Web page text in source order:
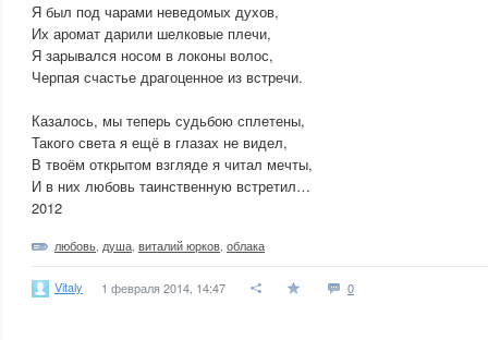
Я был под чарами неведомых духов,
Их аромат дарили шелковые плечи,
Я зарывался носом в локоны волос,
Черпая счастье драгоценное из встречи.
Казалось, мы теперь судьбою сплетены,
Такого света я ещё в глазах не видел,
В твоём открытом взгляде я читал мечты,
И в них любовь таинственную встретил…
2012
любовь душа виталий юрков облака
Vitaly 1 февраля 2014, 14:47 0